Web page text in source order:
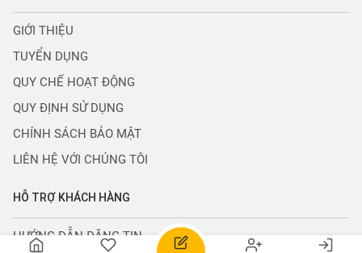
GIỚI THIỆU
TUYỂN DỤNG
QUY CHẾ HOẠT ĐỘNG
QUY ĐỊNH SỬ DỤNG
CHÍNH SÁCH BẢO MẬT
LIÊN HỆ VỚI CHÚNG TÔI
HỖ TRỢ KHÁCH HÀNG
HƯỚNG DẪN ĐĂNG TIN